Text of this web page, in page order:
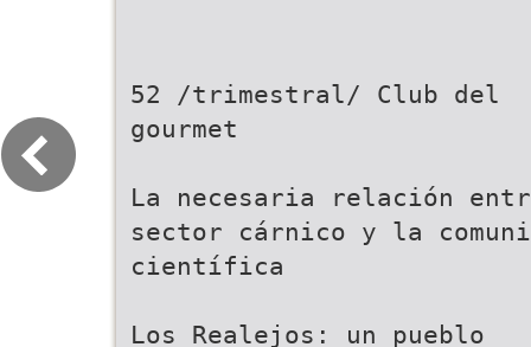
52 /trimestral/ Club del
gourmet
La necesaria relación
sector cárnico y la
científica
Los Realejos: un pueblo